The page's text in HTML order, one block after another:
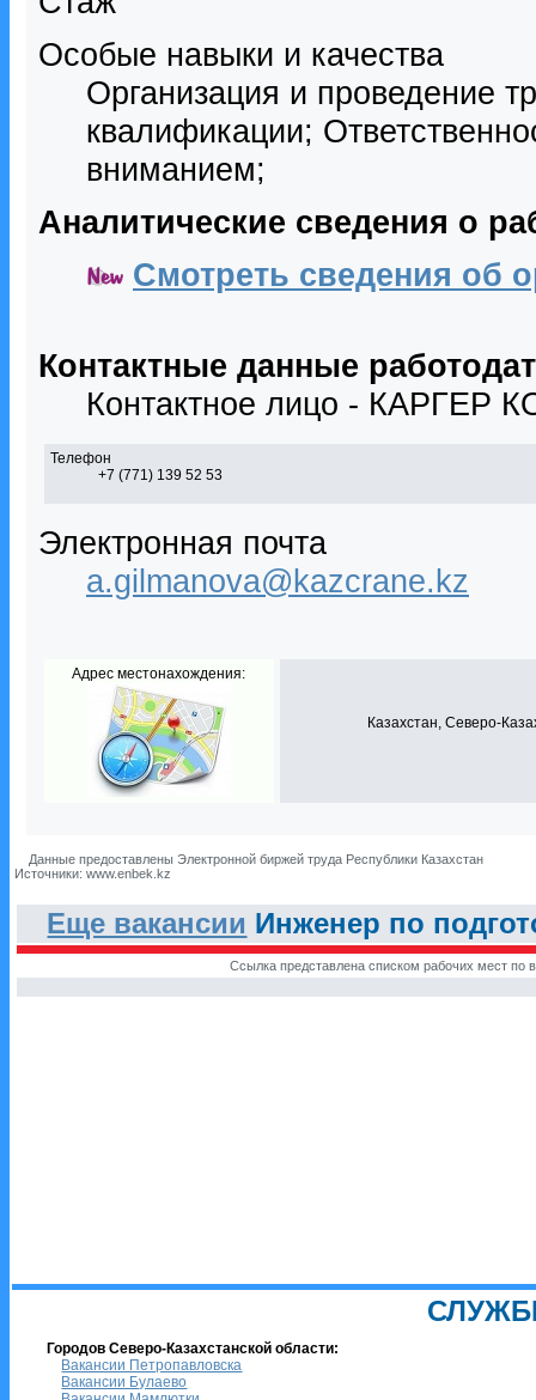
Особые навыки и качества
Организация и проведение
квалификации;
вниманием;
Аналитические сведения о
Смотреть сведения об
Контактные данные
Контактное лицо -
Телефон
+7 (771) 139 52 53
Электронная почта
a.gilmanova@kazcrane.kz
Адрес местонахождения:
Казахстан, Северо-
Данные предоставлены Электронной биржей труда Республики Казахстан
Источники: www.enbek.kz
Еще вакансии Инженер по
Ссылка представлена списком рабочих мест по
Городов Северо-Казахстанской области:
Вакансии Петропавловска
Вакансии Булаево